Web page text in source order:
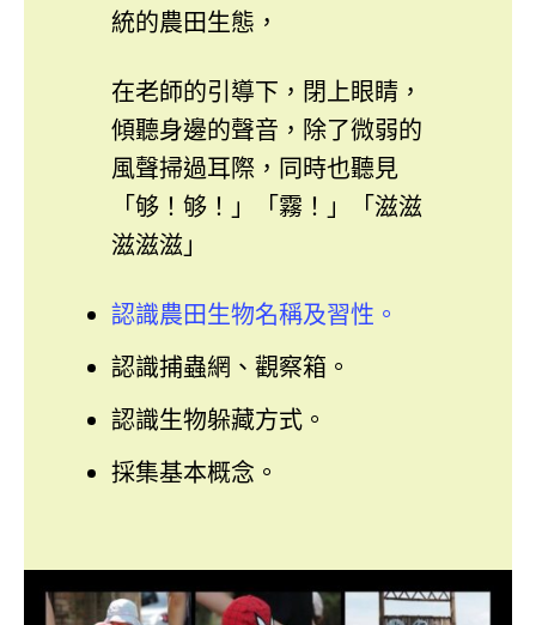
統的農田生態，
在老師的引導下，閉上眼睛，
傾聽身邊的聲音，除了微弱的
風聲掃過耳際，同時也聽見
「够！够！」「霧！」「滋滋
滋滋滋」
認識農田生物名稱及習性。
認識捕蟲網、觀察箱。
認識生物躲藏方式。
採集基本概念。